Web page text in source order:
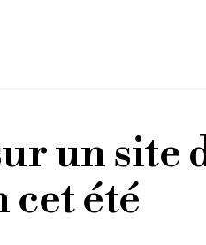
un site
été